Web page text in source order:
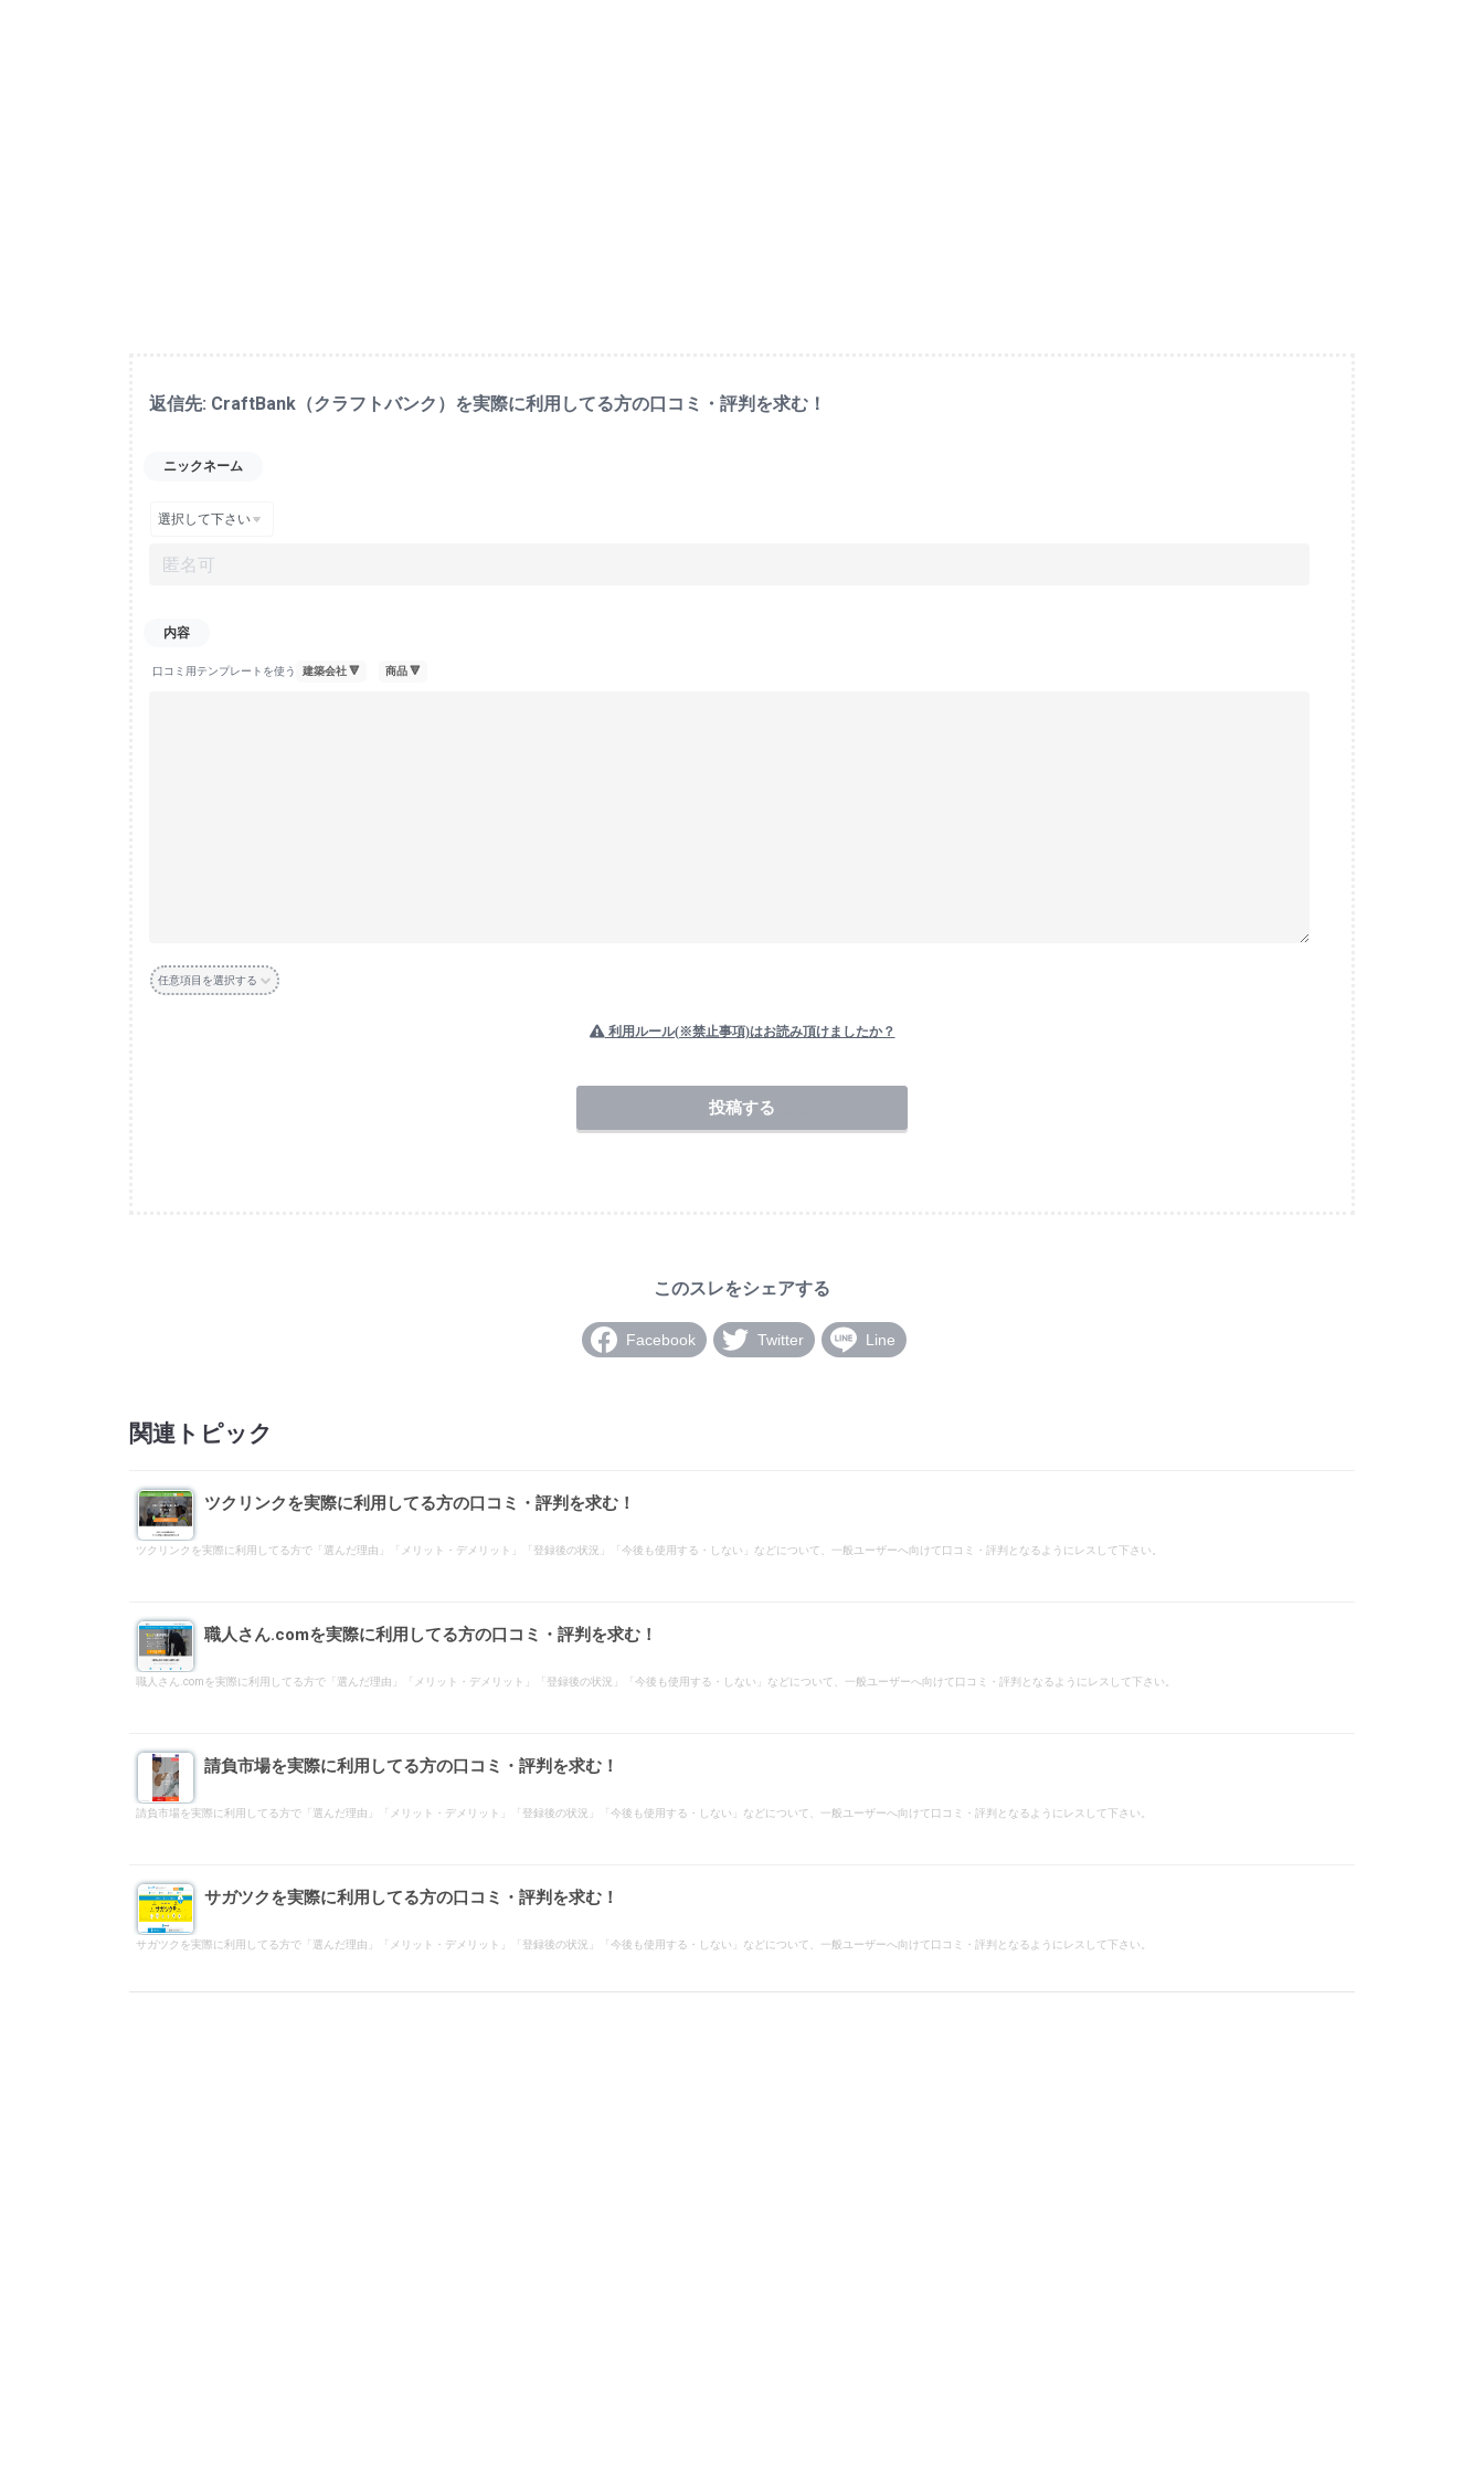
返信先: CraftBank（クラフトバンク）を実際に利用してる方の口コミ・評判を求む！
ニックネーム
口コミ用テンプレートを使う
任意項目を選択する
利用ルール(※禁止事項)はお読み頂けましたか？
Facebook Twitter Line
関連トピック
ツクリンクを実際に利用してる方の口コミ・評判を求む！
ツクリンクを実際に利用してる方で「選んだ理由」「メリット・デメリット」「登録後の状況」「今後も使用する・しない」などについて、一般ユーザーへ向けて口コミ・評判となるようにレスして下さい。
職人さん.comを実際に利用してる方の口コミ・評判を求む！
職人さん.comを実際に利用してる方で「選んだ理由」「メリット・デメリット」「登録後の状況」「今後も使用する・しない」などについて、一般ユーザーへ向けて口コミ・評判となるようにレスして下さい。
請負市場を実際に利用してる方の口コミ・評判を求む！
請負市場を実際に利用してる方で「選んだ理由」「メリット・デメリット」「登録後の状況」「今後も使用する・しない」などについて、一般ユーザーへ向けて口コミ・評判となるようにレスして下さい。
サガツクを実際に利用してる方の口コミ・評判を求む！
サガツクを実際に利用してる方で「選んだ理由」「メリット・デメリット」「登録後の状況」「今後も使用する・しない」などについて、一般ユーザーへ向けて口コミ・評判となるようにレスして下さい。